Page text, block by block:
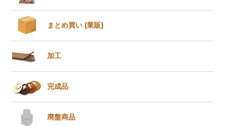
まとめ買い (業販)
加工
完成品
廃盤商品